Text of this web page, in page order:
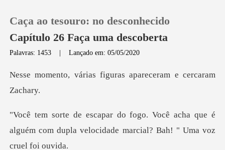
0
Histórico
Caça ao tesouro: no desconhecido
Capítulo 26 Faça uma descoberta
Palavras: 1453 |Lançado em: 05/05/2020
s figuras apareceram
acha que é
alguém com dupla velocidade